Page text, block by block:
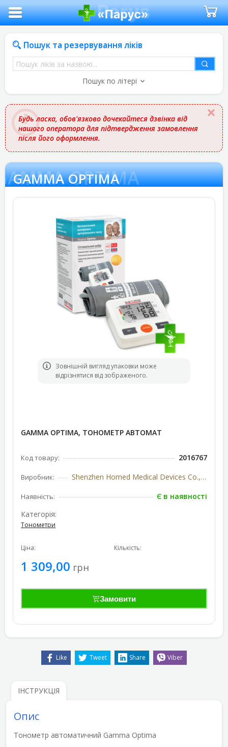
Пошук та резервування ліків
Пошук
ліків
назвою
Пошук по літері
Будь ласка, обов'язково дочекайтеся дзвінка від
нашого оператора для підтвердження замовлення
після його оформлення.
OPTIMA
GAMMA OPTIMA
Зовнішній вигляд упаковки може
відрізнятися від зображеного.
GAMMA OPTIMA, ТОНОМЕТР АВТОМАТ
Код товару: 2016767
Виробник: Shenzhen Homed Medical Devices Co., Ltd., Китай
Наявність:
Є в наявності
Категорія:
Тонометри
Ціна:
1 309,00 грн
Кількість:
Замовити
Like Tweet Share Viber
ІНСТРУКЦІЯ
Опис
Тонометр автоматичний Gamma Optima